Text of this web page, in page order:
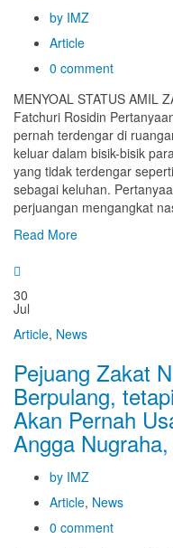
by IMZ
Article
0 comment
MENYOAL STATUS AMIL
Fatchuri Rosidin
pernah terdengar di
keluar dalam bisik-bisik
yang tidak terdengar
sebagai keluhan.
perjuangan mengangkat
Read More
30
Jul
Article, News
Pejuang Zakat
Berpulang,
Akan Pernah
Angga
by IMZ
Article, News
0 comment